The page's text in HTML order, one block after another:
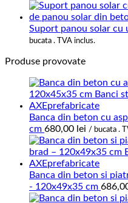
Suport panou solar cu
bucata . TVA inclus.
Produse provovate
Banca din beton cu
cm 680,00 lei / bucata .
Banca din beton si
- 120x49x35 cm